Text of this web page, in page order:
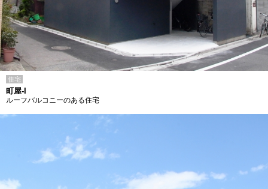
住宅
町屋-I
ルーフバルコニーのある住宅